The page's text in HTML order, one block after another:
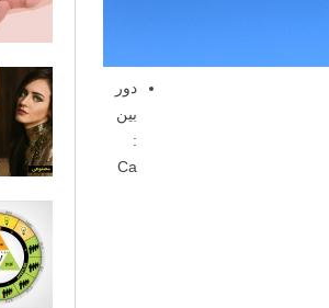
دور
بین
:
Ca